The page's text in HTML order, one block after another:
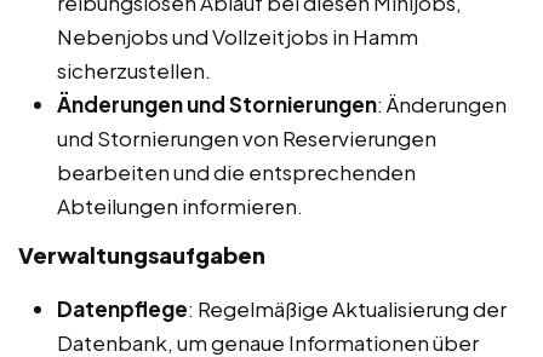
Nebenjobs und Vollzeitjobs in Hamm
sicherzustellen.
Änderungen und Stornierungen: Änderungen
und Stornierungen von Reservierungen
bearbeiten und die entsprechenden
Abteilungen informieren.
Verwaltungsaufgaben
Datenpflege: Regelmäßige Aktualisierung der
Datenbank, um genaue Informationen über